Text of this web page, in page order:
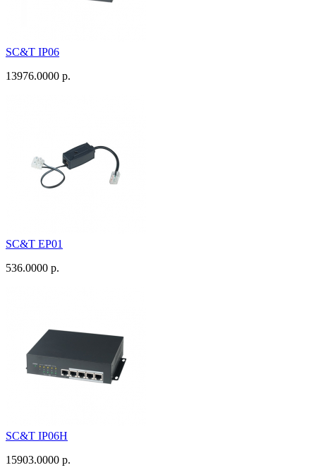
SC&T IP06
13976.0000 р.
SC&T EP01
536.0000 р.
SC&T IP06H
15903.0000 р.